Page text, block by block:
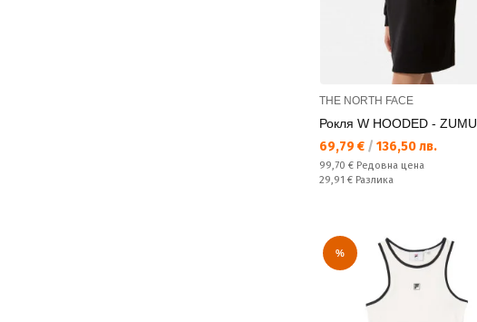
THE NORTH FACE
Рокля W HOODED - ZUMU
Текуща цена:
69,79 € / 136,50 лв.
Редовна цена:
99,70 € Редовна цена
Спестявате:
29,91 € Разлика
%